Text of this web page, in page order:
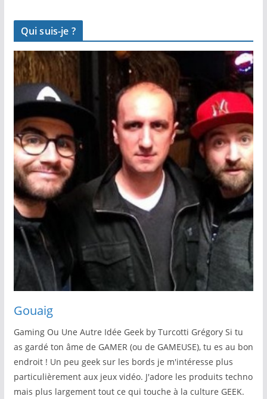
Qui suis-je ?
Gouaig
Gaming Ou Une Autre Idée Geek by Turcotti Grégory Si tu
as gardé ton âme de GAMER (ou de GAMEUSE), tu es au bon
endroit ! Un peu geek sur les bords je m'intéresse plus
particulièrement aux jeux vidéo. J'adore les produits techno
mais plus largement tout ce qui touche à la culture GEEK.